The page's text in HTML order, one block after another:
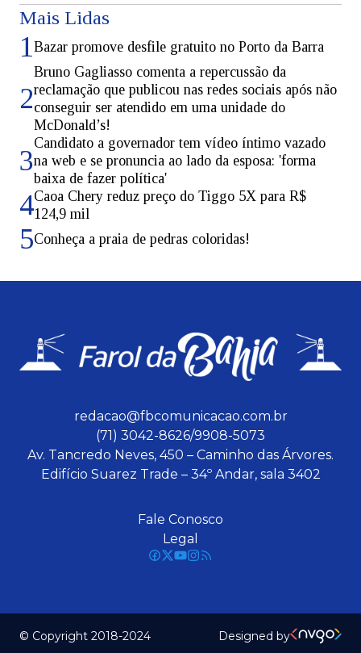
Mais Lidas
1Bazar promove desfile gratuito no Porto da Barra
2
Bruno Gagliasso comenta a repercussão da
reclamação que publicou nas redes sociais após não
conseguir ser atendido em uma unidade do
McDonald’s!
3
Candidato a governador tem vídeo íntimo vazado
na web e se pronuncia ao lado da esposa: 'forma
baixa de fazer política'
4Caoa Chery reduz preço do Tiggo 5X para R$
124,9 mil
5Conheça a praia de pedras coloridas!
redacao@fbcomunicacao.com.br
(71) 3042-8626/9908-5073
Av. Tancredo Neves, 450 – Caminho das Árvores.
Edifício Suarez Trade – 34º Andar, sala 3402
Fale Conosco
Legal
© Copyright 2018-2024 Designed by